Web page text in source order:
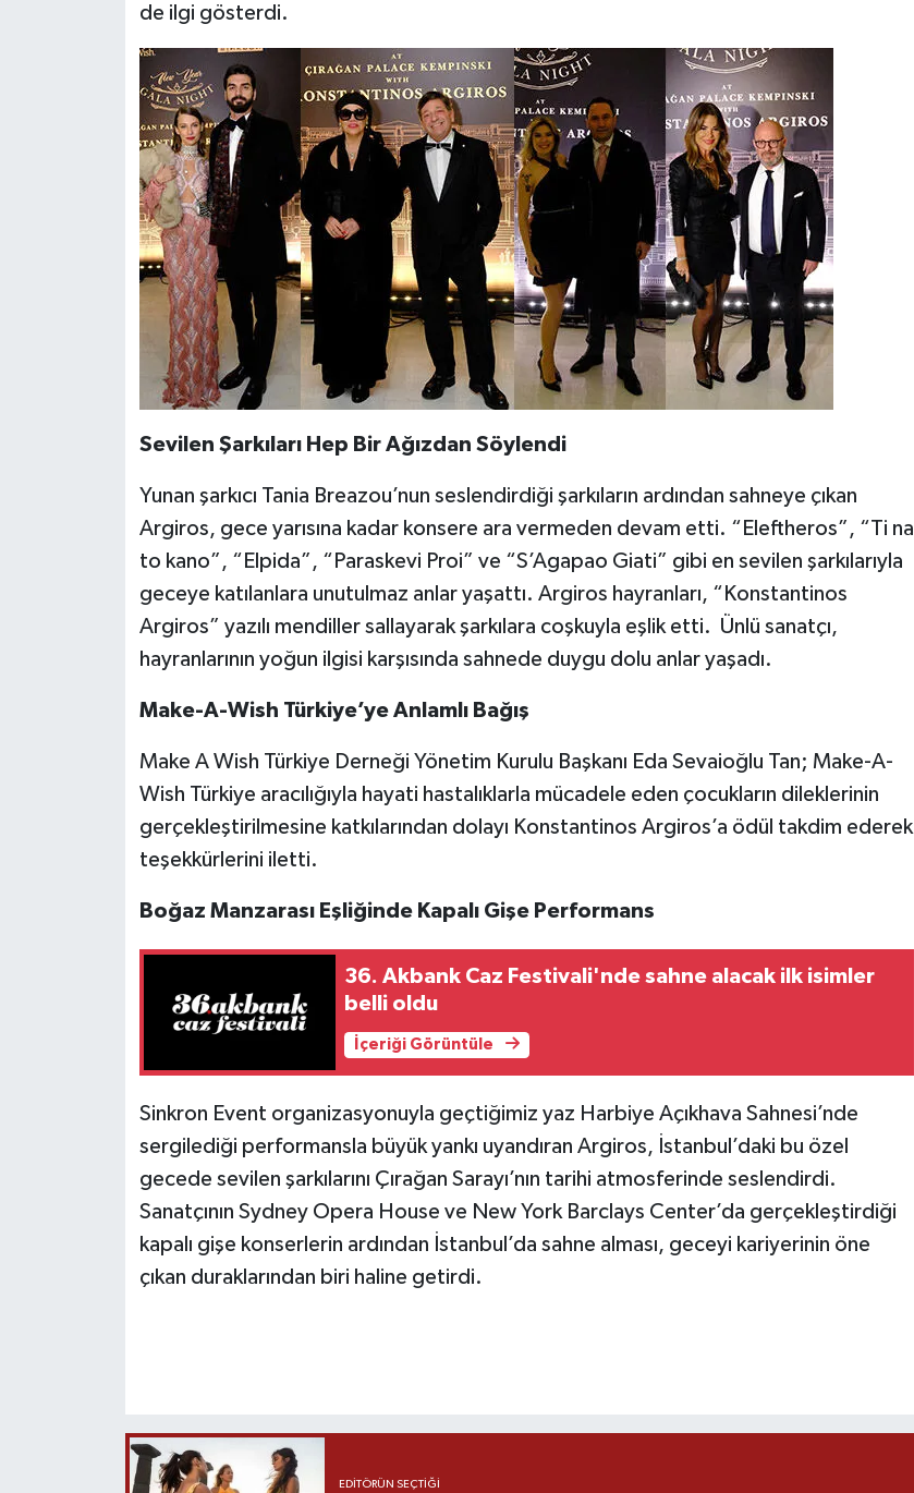
de ilgi gösterdi.
Sevilen Şarkıları Hep Bir Ağızdan Söylendi
Yunan şarkıcı Tania Breazou’nun seslendirdiği şarkıların ardından sahneye çıkan
Argiros, gece yarısına kadar konsere ara vermeden devam etti. “Eleftheros”, “Ti na
to kano”, “Elpida”, “Paraskevi Proi” ve “S’Agapao Giati” gibi en sevilen şarkılarıyla
geceye katılanlara unutulmaz anlar yaşattı. Argiros hayranları, “Konstantinos
Argiros” yazılı mendiller sallayarak şarkılara coşkuyla eşlik etti. Ünlü sanatçı,
hayranlarının yoğun ilgisi karşısında sahnede duygu dolu anlar yaşadı.
Make-A-Wish Türkiye’ye Anlamlı Bağış
Make A Wish Türkiye Derneği Yönetim Kurulu Başkanı Eda Sevaioğlu Tan; Make-A-
Wish Türkiye aracılığıyla hayati hastalıklarla mücadele eden çocukların dileklerinin
gerçekleştirilmesine katkılarından dolayı Konstantinos Argiros’a ödül takdim ederek
teşekkürlerini iletti.
Boğaz Manzarası Eşliğinde Kapalı Gişe Performans
36. Akbank Caz Festivali'nde sahne alacak ilk isimler
belli oldu
İçeriği Görüntüle
Sinkron Event organizasyonuyla geçtiğimiz yaz Harbiye Açıkhava Sahnesi’nde
sergilediği performansla büyük yankı uyandıran Argiros, İstanbul’daki bu özel
gecede sevilen şarkılarını Çırağan Sarayı’nın tarihi atmosferinde seslendirdi.
Sanatçının Sydney Opera House ve New York Barclays Center’da gerçekleştirdiği
kapalı gişe konserlerin ardından İstanbul’da sahne alması, geceyi kariyerinin öne
çıkan duraklarından biri haline getirdi.
EDITÖRÜN SEÇTIĞI